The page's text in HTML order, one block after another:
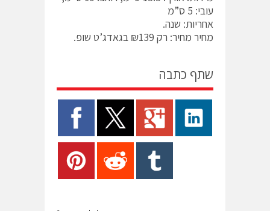
עובי: 5 ס”מ
אחריות: שנה.
מחיר מחיר: רק ₪139 בגאדג’ט שופ.
שתף כתבה